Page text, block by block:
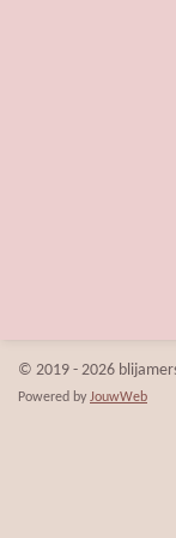
© 2019 - 2026
Powered by JouwWeb